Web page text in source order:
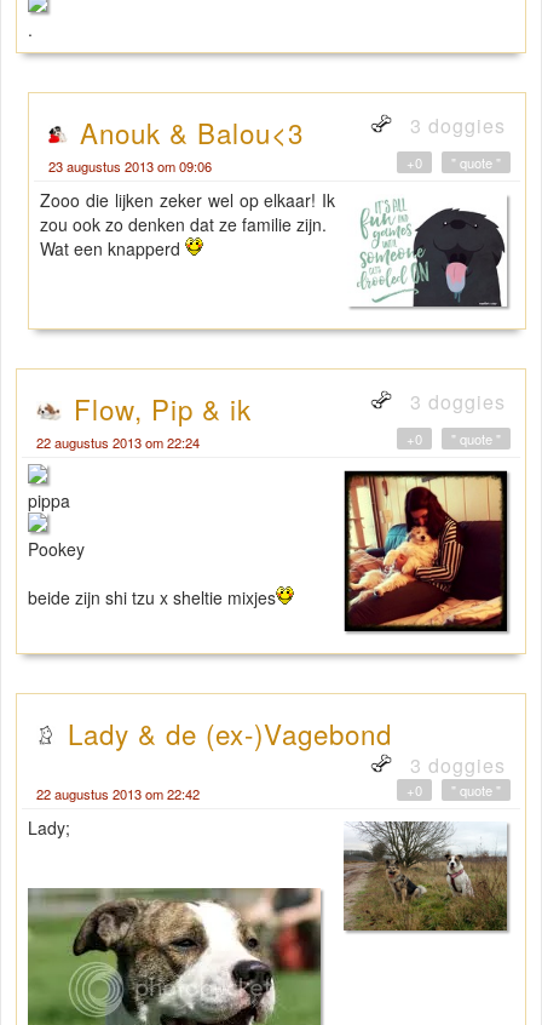
.
Anouk & Balou<3 3 doggies
23 augustus 2013 om 09:06 " quote "
+0
Zooo die lijken zeker wel op elkaar! Ik
zou ook zo denken dat ze familie zijn.
Wat een knapperd
Flow, Pip & ik 3 doggies
22 augustus 2013 om 22:24 " quote "
+0
pippa
Pookey
beide zijn shi tzu x sheltie mixjes
Lady & de (ex-)Vagebond
3 doggies
22 augustus 2013 om 22:42 " quote "
+0
Lady;